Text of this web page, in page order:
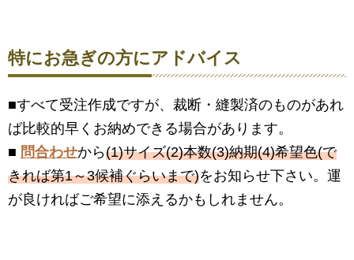
特にお急ぎの方にアドバイス
■すべて受注作成ですが、裁断・縫製済のものがあれ
ば比較的早くお納めできる場合があります。
■ 問合わせから(1)サイズ(2)本数(3)納期(4)希望色(で
きれば第1～3候補ぐらいまで)をお知らせ下さい。運
が良ければご希望に添えるかもしれません。